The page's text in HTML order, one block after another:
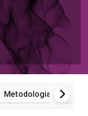
Metodologia